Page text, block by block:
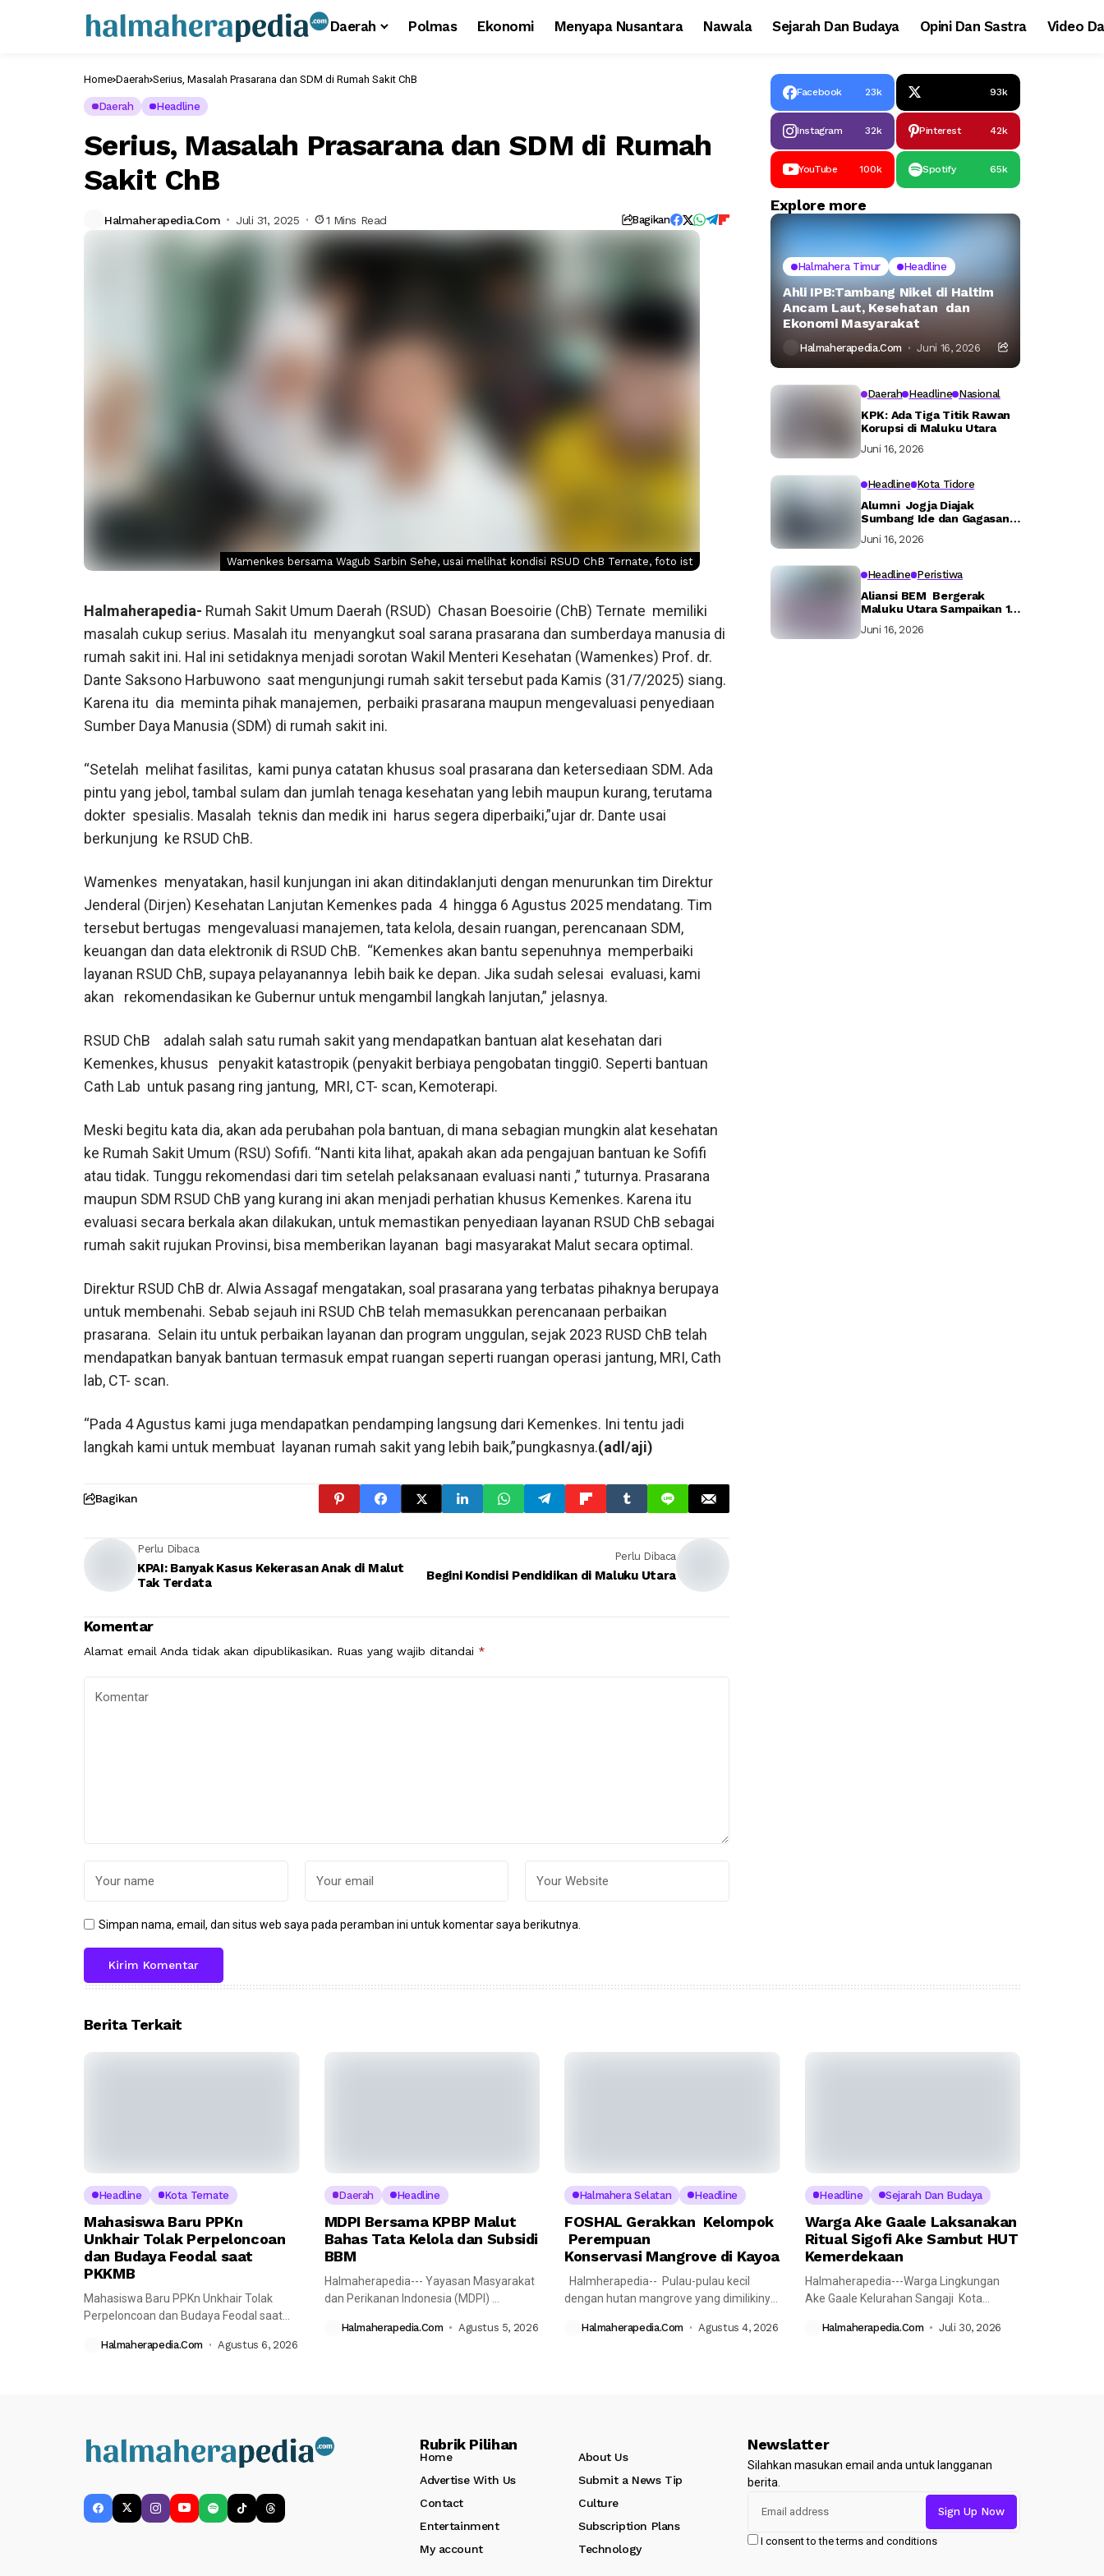
Daerah Polmas Ekonomi Menyapa Nusantara Nawala Sejarah Dan Budaya Opini Dan Sastra Video
Home Daerah Serius, Masalah Prasarana dan SDM di Rumah Sakit ChB
Daerah Headline
Serius, Masalah Prasarana dan SDM di Rumah
Sakit ChB
Halmaherapedia.com Juli 31, 2025 1 Mins Read Bagikan
Wamenkes bersama Wagub Sarbin Sehe, usai melihat kondisi RSUD ChB Ternate, foto ist
Halmaherapedia- Rumah Sakit Umum Daerah (RSUD) Chasan Boesoirie (ChB) Ternate memiliki
masalah cukup serius. Masalah itu menyangkut soal sarana prasarana dan sumberdaya manusia di
rumah sakit ini. Hal ini setidaknya menjadi sorotan Wakil Menteri Kesehatan (Wamenkes) Prof. dr.
Dante Saksono Harbuwono saat mengunjungi rumah sakit tersebut pada Kamis (31/7/2025) siang.
Karena itu dia meminta pihak manajemen, perbaiki prasarana maupun mengevaluasi penyediaan
Sumber Daya Manusia (SDM) di rumah sakit ini.
“Setelah me lihat fasilitas, kami punya catatan khusus soal prasarana dan ketersediaan SDM. Ada
pintu yang jebol, tambal sulam dan jumlah tenaga kesehatan yang lebih maupun kurang, terutama
dokter spesialis. Masalah teknis dan medik ini harus segera diperbaiki,”ujar dr. Dante usai
berkunjung ke RSUD ChB.
Wamenkes menyatakan, hasil kunjungan ini akan ditindaklanjuti dengan menurunkan tim Direktur
Jenderal (Dirjen) Kesehatan Lanjutan Kemenkes pada 4 hingga 6 Agustus 2025 mendatang. Tim
tersebut bertugas mengevaluasi manajemen, tata kelola, desain ruangan, perencanaan SDM,
keuangan dan data elektronik di RSUD ChB. “Kemenkes akan bantu sepenuhnya memperbaiki
layanan RSUD ChB, supaya pelayanannya
lebih baik ke depan. Jika sudah selesai evaluasi, kami
akan
rekomendasikan ke Gubernur untuk mengambil langkah lanjutan,” jelasnya.
RSUD ChB
adalah salah satu rumah sakit yang mendapatkan bantuan alat kesehatan dari
Kemenkes, khusus
penyakit katastropik (penyakit berbiaya pengobatan tinggi0. Seperti bantuan
Cath Lab untuk pasang ring jantung, MRI, CT- scan, Kemoterapi.
Meski begitu kata dia, akan ada perubahan pola bantuan, di mana sebagian mungkin alat kesehatan
ke Rumah Sakit Umum (RSU) Sofifi. “Nanti kita lihat, apakah akan ada pengajuan bantuan ke Sofifi
atau tidak. Tunggu rekomendasi dari tim setelah pelaksanaan evaluasi nanti ,” tuturnya. Prasarana
maupun SDM RSUD ChB yang kurang ini akan menjadi perhatian khusus Kemenkes. Karena itu
evaluasi secara berkala akan dilakukan, untuk memastikan penyediaan layanan RSUD ChB sebagai
rumah sakit rujukan Provinsi, bisa memberikan layanan bagi masyarakat Malut secara optimal.
Direktur RSUD ChB dr. Alwia Assagaf mengatakan, soal prasarana yang terbatas pihaknya berupaya
untuk membenahi. Sebab sejauh ini RSUD ChB telah memasukkan perencanaan perbaikan
prasarana. Selain itu untuk perbaikan layanan dan program unggulan, sejak 2023 RUSD ChB telah
mendapatkan banyak bantuan termasuk empat ruangan seperti ruangan operasi jantung, MRI, Cath
lab, CT- scan.
“Pada 4 Agustus kami juga mendapatkan pendamping langsung dari Kemenkes. Ini tentu jadi
langkah kami untuk membuat layanan rumah sakit yang lebih baik,”pungkasnya.(adl/aji)
Bagikan
Perlu Dibaca
KPAI: Banyak Kasus Kekerasan Anak di Malut
Tak Terdata
Perlu Dibaca
Begini Kondisi Pendidikan di Maluku Utara
Komentar
Alamat email Anda tidak akan dipublikasikan. Ruas yang wajib ditandai *
Simpan nama, email, dan situs web saya pada peramban ini untuk komentar saya berikutnya.
Facebook 23k 93k
Instagram 32k Pinterest 42k
YouTube 100k Spotify 65k
Explore more
Halmahera Timur Headline
Ahli IPB:Tambang Nikel di Haltim
Ancam Laut, Kesehatan dan
Ekonomi Masyarakat
Halmaherapedia.com Juni 16, 2026
Daerah Headline Nasional
KPK: Ada Tiga Titik Rawan
Korupsi di Maluku Utara
Juni 16, 2026
Headline Kota Tidore
Alumni Jogja Diajak
Sumbang Ide dan Gagasan
Juni 16, 2026
Headline Peristiwa
Aliansi BEM Bergerak
Maluku Utara Sampaikan 16
Juni 16, 2026
Berita Terkait
Headline Kota Ternate
Mahasiswa Baru PPKn
Unkhair Tolak Perpeloncoan
dan Budaya Feodal saat
PKKMB
Mahasiswa Baru PPKn Unkhair Tolak
Perpeloncoan dan Budaya Feodal saat
Halmaherapedia.com Agustus 6, 2026
Daerah Headline
MDPI Bersama KPBP Malut
Bahas Tata Kelola dan Subsidi
BBM
Halmaherapedia--- Yayasan Masyarakat
dan Perikanan Indonesia (MDPI)
bersama Komite...
Halmaherapedia.com Agustus 5, 2026
Halmahera Selatan Headline
FOSHAL Gerakkan Kelompok
Perempuan
Konservasi Mangrove di Kayoa
Halmherapedia-- Pulau-pulau kecil
dengan hutan mangrove yang dimilikinya,
Halmaherapedia.com Agustus 4, 2026
Headline Sejarah Dan Budaya
Warga Ake Gaale Laksanakan
Ritual Sigofi Ake Sambut HUT
Kemerdekaan
Halmaherapedia---Warga Lingkungan
Ake Gaale Kelurahan Sangaji Kota
Halmaherapedia.com Juli 30, 2026
Rubrik Pilihan
Home
About Us
Advertise With Us
Submit a News Tip
Contact
Culture
Entertainment
Subscription Plans
My account
Technology
Newslatter
Silahkan masukan email anda untuk langganan
berita.
I consent to the terms and conditions